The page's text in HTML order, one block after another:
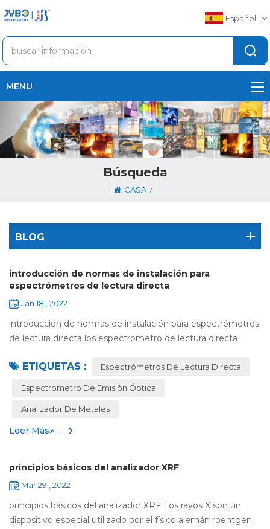
Español
MENU
Búsqueda
CASA /
BLOG
introducción de normas de instalación para
espectrómetros de lectura directa
Jan 18 , 2022
introducción de normas de instalación para espectrómetros
de lectura directa los espectrómetro de lectura directa
instalación. el operador debe domi...
ETIQUETAS : Espectrómetros De Lectura Directa
Espectrómetro De Emisión Óptica
Analizador De Metales
Leer Más»
principios básicos del analizador XRF
Mar 29 , 2022
principios básicos del analizador XRF Los rayos X son un
dispositivo especial utilizado por el físico alemán roentgen